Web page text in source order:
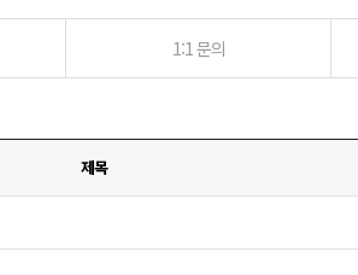
남
어
1:1 문의
제목